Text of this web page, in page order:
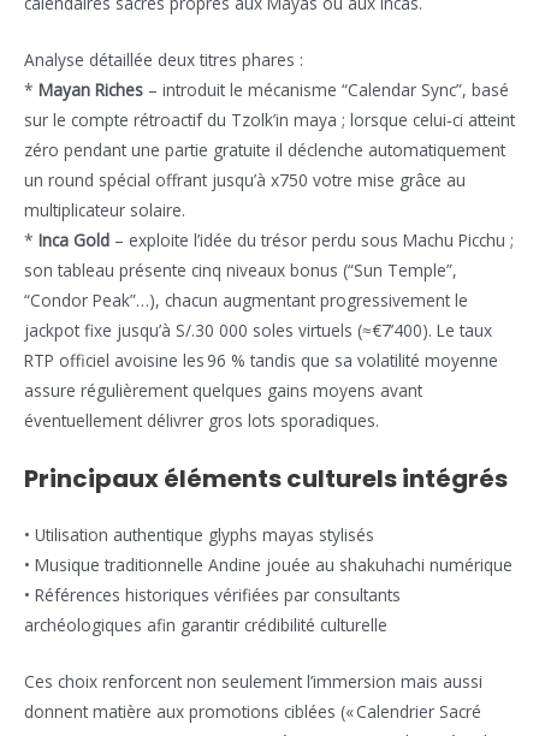
Analyse détaillée deux titres phares :
* Mayan Riches – introduit le mécanisme “Calendar Sync”, basé
sur le compte rétroactif du Tzolk’in maya ; lorsque celui‑ci atteint
zéro pendant une partie gratuite il déclenche automatiquement
un round spécial offrant jusqu’à x750 votre mise grâce au
multiplicateur solaire.
* Inca Gold – exploite l’idée du trésor perdu sous Machu Picchu ;
son tableau présente cinq niveaux bonus (“Sun Temple”,
“Condor Peak”…), chacun augmentant progressivement le
jackpot fixe jusqu’à S/.30 000 soles virtuels (≈€7’400). Le taux
RTP officiel avoisine les 96 % tandis que sa volatilité moyenne
assure régulièrement quelques gains moyens avant
éventuellement délivrer gros lots sporadiques.
Principaux éléments culturels intégrés
• Utilisation authentique glyphs mayas stylisés
• Musique traditionnelle Andine jouée au shakuhachi numérique
• Références historiques vérifiées par consultants
archéologiques afin garantir crédibilité culturelle
Ces choix renforcent non seulement l’immersion mais aussi
donnent matière aux promotions ciblées (« Calendrier Sacré